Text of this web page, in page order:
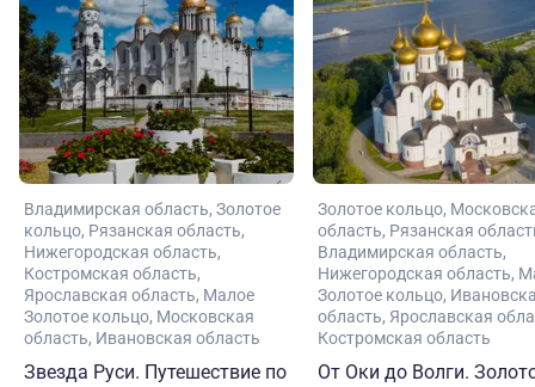
Владимирская область Золотое
кольцо Рязанская область
Нижегородская область
Костромская область
Ярославская область Малое
Золотое кольцо Московская
область Ивановская область
Звезда Руси. Путешествие по
Золотое кольцо
область Рязанская
Владимирская область
Нижегородская область
Золотое кольцо
область Ярославская
Костромская область
От Оки до Волги.